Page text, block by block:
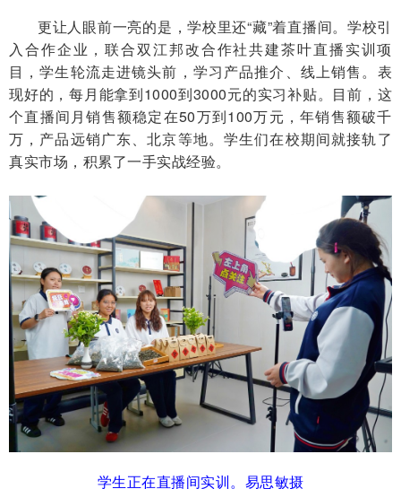
更让人眼前一亮的是，学校里还“藏”着直播间。学校引
入合作企业，联合双江邦改合作社共建茶叶直播实训项
目，学生轮流走进镜头前，学习产品推介、线上销售。表
现好的，每月能拿到1000到3000元的实习补贴。目前，这
个直播间月销售额稳定在50万到100万元，年销售额破千
万，产品远销广东、北京等地。学生们在校期间就接轨了
真实市场，积累了一手实战经验。
学生正在直播间实训。易思敏摄